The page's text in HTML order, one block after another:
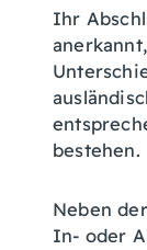
Ihr
bestehen.
Neben
In- oder